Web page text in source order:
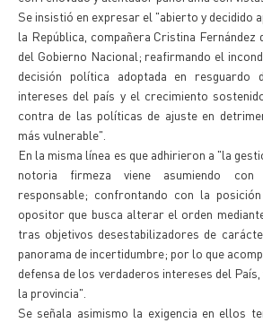
Se insistió en expresar el "abierto y decidido
la República, compañera Cristina Fernández
del Gobierno Nacional; reafirmando el
decisión política adoptada en
intereses del país y el crecimiento
contra de las políticas de ajuste en
más vulnerable".
En la misma línea es que adhirieron a "la
notoria firmeza viene asumiendo
responsable; confrontando con la
opositor que busca alterar el orden
tras objetivos desestabilizadores de
panorama de incertidumbre; por lo que
defensa de los verdaderos intereses del
la provincia".
Se señala asimismo la exigencia en ellos